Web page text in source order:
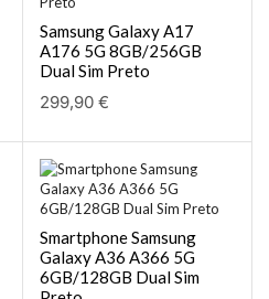
Samsung Galaxy A17
A176 5G 8GB/256GB
Dual Sim Preto
299,90 €
Smartphone Samsung
Galaxy A36 A366 5G
6GB/128GB Dual Sim